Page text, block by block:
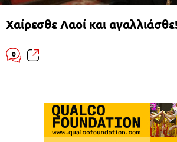
Χαίρεσθε Λαοί και αγαλλιάσθε!
0